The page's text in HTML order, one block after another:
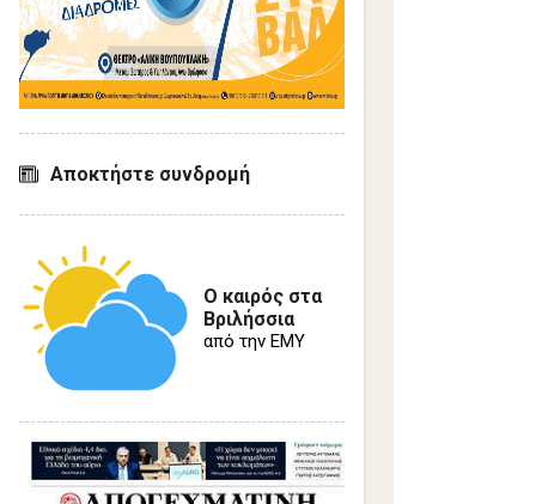
Αποκτήστε συνδρομή
Ο καιρός στα
Βριλήσσια
από την ΕΜΥ